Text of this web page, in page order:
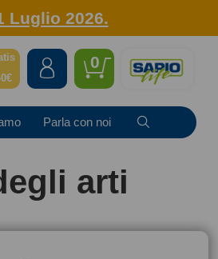
Luglio 2026.
0
Parla con noi
arti